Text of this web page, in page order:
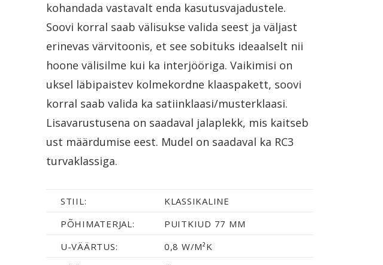
kohandada vastavalt enda kasutusvajadustele.
Soovi korral saab välisukse valida seest ja väljast
erinevas värvitoonis, et see sobituks ideaalselt nii
hoone välisilme kui ka interjööriga. Vaikimisi on
uksel läbipaistev kolmekordne klaaspakett, soovi
korral saab valida ka satiinklaasi/musterklaasi.
Lisavarustusena on saadaval jalaplekk, mis kaitseb
ust määrdumise eest. Mudel on saadaval ka RC3
turvaklassiga.
STIIL:
KLASSIKALINE
PÕHIMATERJAL:
PUITKIUD 77 MM
U-VÄÄRTUS:
0,8 W/M²K